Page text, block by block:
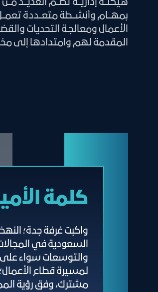
بمهــام وأنشــطة متعــددة
الأعمال ومعالجـة التحديات
المقدمة لهم وامتدادها إلى
كلمة
واكبت غرفة جدة؛
السعودية في
والتوسعات سواء على
مشترك، وفق رؤية المملكة